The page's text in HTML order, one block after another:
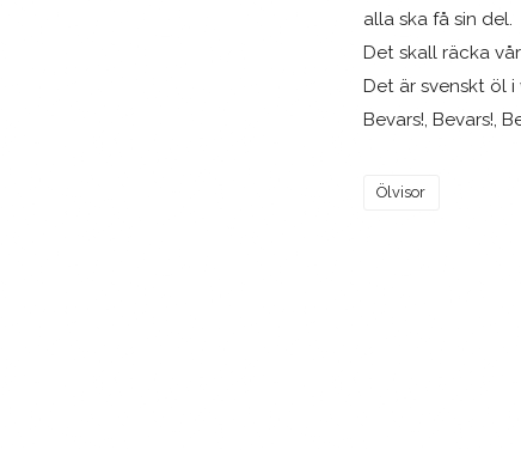
alla ska få sin del.
Det skall räcka
Det är svenskt öl i
Bevars!, Bevars!,
Ölvisor